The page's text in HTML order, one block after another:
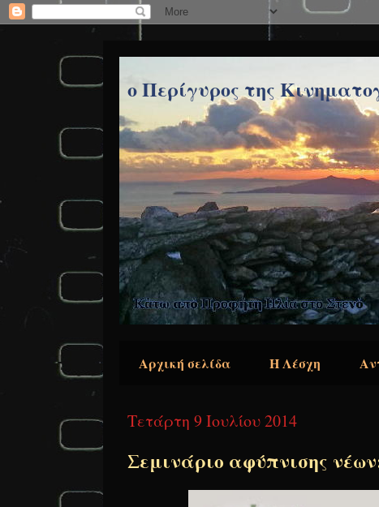
ο Περίγυρος της
Αρχική σελίδα Η Λέσχη
Τετάρτη 9 Ιουλίου 2014
Σεμινάριο αφύπνισης